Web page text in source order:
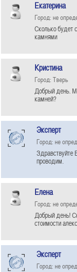
Екатерина
Город: не
Сколько будет
камнями
Кристина
Город: Тверь
Добрый день.
камней?
Эксперт
Город: не
Здравствуйте
проводим.
Елена
Город: не
Добрый день!
стоимости
Эксперт
Город: не